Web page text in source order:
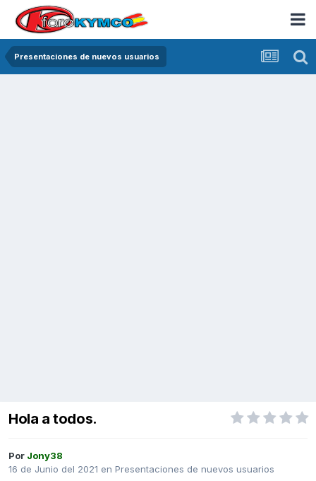
Presentaciones de nuevos usuarios
Hola a todos.
Por Jony38
16 de Junio del 2021 en Presentaciones de nuevos usuarios